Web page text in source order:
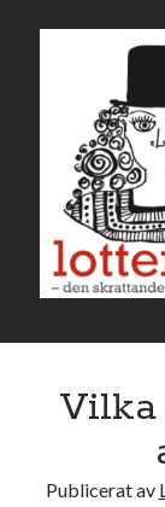
T O
6 7 8
Vilka
Publicerat av